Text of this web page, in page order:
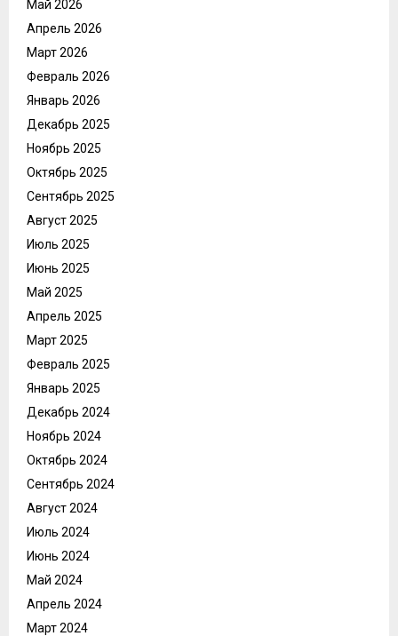
Май 2026
Апрель 2026
Март 2026
Февраль 2026
Январь 2026
Декабрь 2025
Ноябрь 2025
Октябрь 2025
Сентябрь 2025
Август 2025
Июль 2025
Июнь 2025
Май 2025
Апрель 2025
Март 2025
Февраль 2025
Январь 2025
Декабрь 2024
Ноябрь 2024
Октябрь 2024
Сентябрь 2024
Август 2024
Июль 2024
Июнь 2024
Май 2024
Апрель 2024
Март 2024